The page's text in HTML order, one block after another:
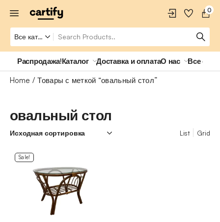
0
Распродажа!Каталог Доставка и оплатаО нас Все о
Home Товары с меткой “овальный стол”
овальный стол
List Grid
Sale!